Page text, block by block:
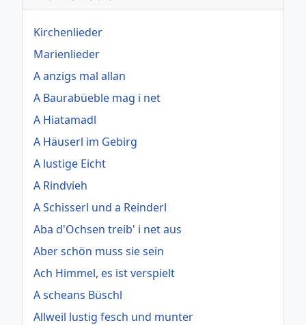
Kirchenlieder
Marienlieder
A anzigs mal allan
A Baurabüeble mag i net
A Hiatamadl
A Häuserl im Gebirg
A lustige Eicht
A Rindvieh
A Schisserl und a Reinderl
Aba d'Ochsen treib' i net aus
Aber schön muss sie sein
Ach Himmel, es ist verspielt
A scheans Büschl
Allweil lustig fesch und munter